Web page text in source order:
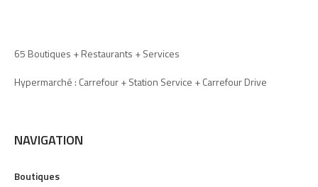
65 Boutiques + Restaurants + Services
Hypermarché : Carrefour + Station Service + Carrefour Drive
NAVIGATION
Boutiques